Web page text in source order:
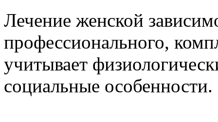
Лечение женской
профессионального,
учитывает
социальные особенности.